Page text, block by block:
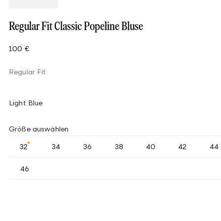
Regular Fit Classic Popeline Bluse
100 €
Regular Fit
Light Blue
Größe auswählen
32 34 36 38 40 42 44
46